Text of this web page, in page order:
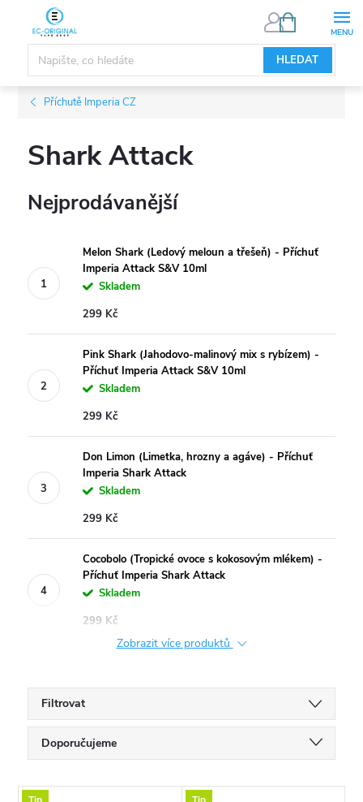
obsah
HLEDAT
NÁKUPNÍ
Příchutě Imperia CZ
Shark Attack
Nejprodávanější
Melon Shark (Ledový meloun a třešeň) - Příchuť
Imperia Attack S&V 10ml
Skladem
299 Kč
Pink Shark (Jahodovo-malinový mix s rybízem) -
Příchuť Imperia Attack S&V 10ml
Skladem
299 Kč
Don Limon (Limetka, hrozny a agáve) - Příchuť
Imperia Shark Attack
Skladem
299 Kč
Cocobolo (Tropické ovoce s kokosovým mlékem) -
Příchuť Imperia Shark Attack
Skladem
299 Kč
Zobrazit více produktů
Filtrovat
Ř
a
Doporučujeme
Tip
Tip